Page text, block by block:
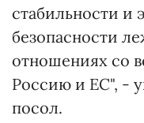
стабильности и
безопасности
отношениях со
Россию и ЕС", -
посол.